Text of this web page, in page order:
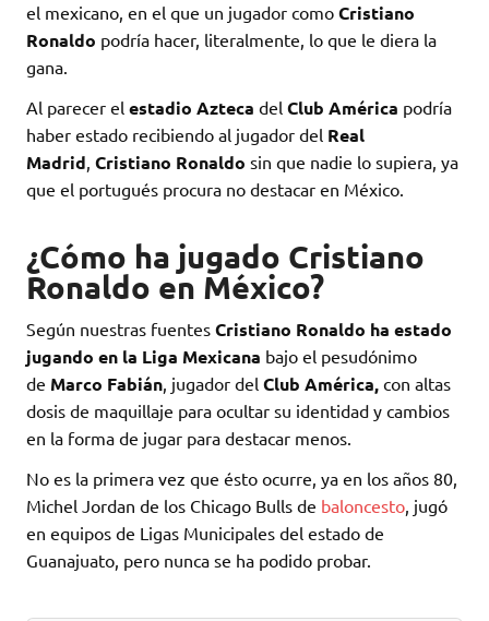
el mexicano, en el que un jugador como Cristiano
Ronaldo podría hacer, literalmente, lo que le diera la
gana.
Al parecer el estadio Azteca del Club América podría
haber estado recibiendo al jugador del Real
Madrid, Cristiano Ronaldo sin que nadie lo supiera, ya
que el portugués procura no destacar en México.
¿Cómo ha jugado Cristiano
Ronaldo en México?
Según nuestras fuentes Cristiano Ronaldo ha estado
jugando en la Liga Mexicana bajo el pesudónimo
de Marco Fabián , jugador del Club América, con altas
dosis de maquillaje para ocultar su identidad y cambios
en la forma de jugar para destacar menos.
No es la primera vez que ésto ocurre, ya en los años 80,
Michel Jordan de los Chicago Bulls de baloncesto , jugó
en equipos de Ligas Municipales del estado de
Guanajuato, pero nunca se ha podido probar.